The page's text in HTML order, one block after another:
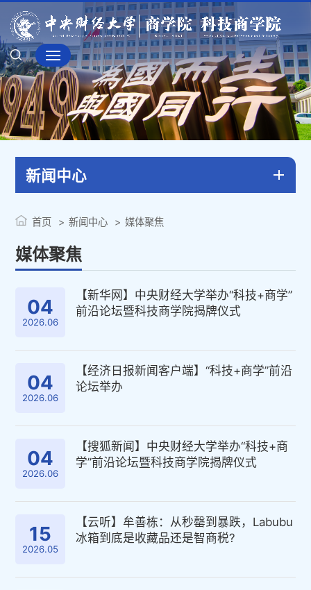
新闻中心
媒体聚焦
首页 新闻中心 媒体聚焦
04
2026.06
【新华网】中央财经大学举办“科技+商学”
前沿论坛暨科技商学院揭牌仪式
04
2026.06
【经济日报新闻客户端】“科技+商学”前沿
论坛举办
04
2026.06
【搜狐新闻】中央财经大学举办“科技+商
学”前沿论坛暨科技商学院揭牌仪式
15
2026.05
【云听】牟善栋：从秒罄到暴跌，Labubu
冰箱到底是收藏品还是智商税?